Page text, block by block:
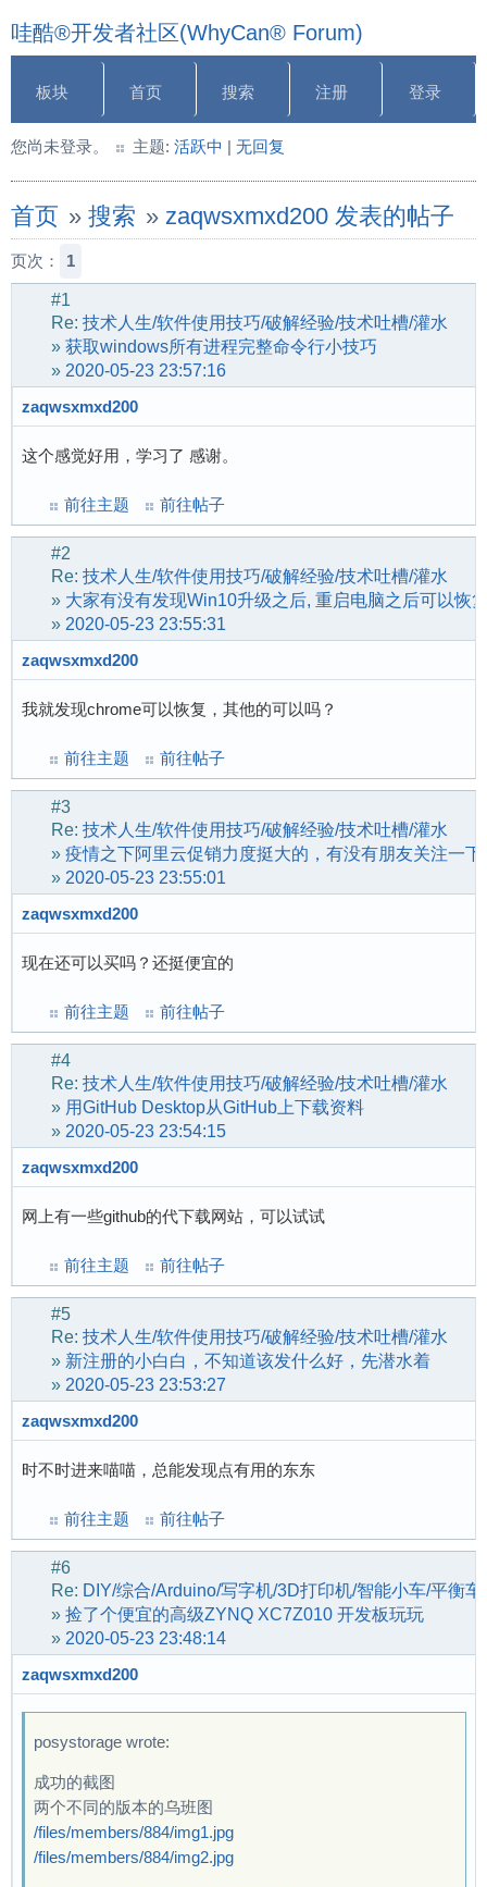
哇酷®开发者社区(WhyCan® Forum)
板块 首页 搜索 注册 登录
您尚未登录。 主题: 活跃中 | 无回复
首页 » 搜索 » zaqwsxmxd200 发表的帖子
页次： 1
#1
Re: 技术人生/软件使用技巧/破解经验/技术吐槽/灌水
» 获取windows所有进程完整命令行小技巧
» 2020-05-23 23:57:16
zaqwsxmxd200
这个感觉好用，学习了 感谢。
前往主题 前往帖子
#2
Re: 技术人生/软件使用技巧/破解经验/技术吐槽/灌水
» 大家有没有发现Win10升级之后, 重启电脑之后可以恢
» 2020-05-23 23:55:31
zaqwsxmxd200
我就发现chrome可以恢复，其他的可以吗？
前往主题 前往帖子
#3
Re: 技术人生/软件使用技巧/破解经验/技术吐槽/灌水
» 疫情之下阿里云促销力度挺大的，有没有朋友关注一下
» 2020-05-23 23:55:01
zaqwsxmxd200
现在还可以买吗？还挺便宜的
前往主题 前往帖子
#4
Re: 技术人生/软件使用技巧/破解经验/技术吐槽/灌水
» 用GitHub Desktop从GitHub上下载资料
» 2020-05-23 23:54:15
zaqwsxmxd200
网上有一些github的代下载网站，可以试试
前往主题 前往帖子
#5
Re: 技术人生/软件使用技巧/破解经验/技术吐槽/灌水
» 新注册的小白白，不知道该发什么好，先潜水着
» 2020-05-23 23:53:27
zaqwsxmxd200
时不时进来喵喵，总能发现点有用的东东
前往主题 前往帖子
#6
Re: DIY/综合/Arduino/写字机/3D打印机/智能小车/平衡
» 捡了个便宜的高级ZYNQ XC7Z010 开发板玩玩
» 2020-05-23 23:48:14
zaqwsxmxd200
posystorage wrote:
成功的截图
两个不同的版本的乌班图
/files/members/884/img1.jpg
/files/members/884/img2.jpg